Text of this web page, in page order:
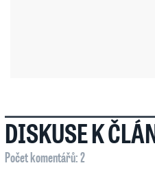
DISKUSE K
Počet komentářů: 2